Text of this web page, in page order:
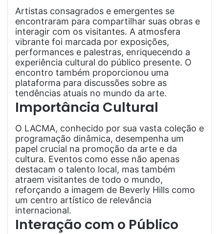
Artistas consagrados e emergentes se
encontraram para compartilhar suas obras e
interagir com os visitantes. A atmosfera
vibrante foi marcada por exposições,
performances e palestras, enriquecendo a
experiência cultural do público presente. O
encontro também proporcionou uma
plataforma para discussões sobre as
tendências atuais no mundo da arte.
Importância Cultural
O LACMA, conhecido por sua vasta coleção e
programação dinâmica, desempenha um
papel crucial na promoção da arte e da
cultura. Eventos como esse não apenas
destacam o talento local, mas também
atraem visitantes de todo o mundo,
reforçando a imagem de Beverly Hills como
um centro artístico de relevância
internacional.
Interação com o Público